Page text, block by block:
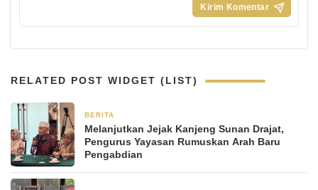
RELATED POST WIDGET (LIST)
BERITA
Melanjutkan Jejak Kanjeng Sunan Drajat,
Pengurus Yayasan Rumuskan Arah Baru
Pengabdian